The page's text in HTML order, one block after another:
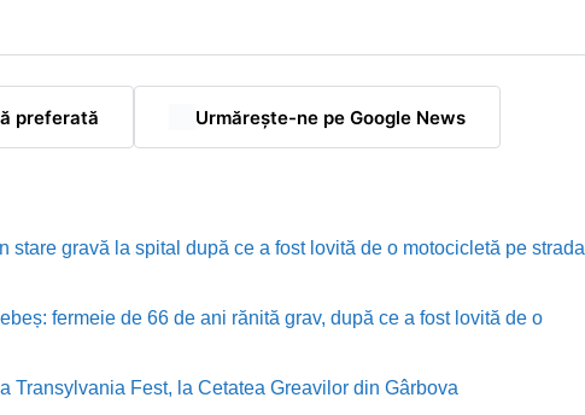
preferată Urmărește-ne pe Google News
stare gravă la spital după ce a fost lovită de o motocicletă pe strada
fermeie de 66 de ani rănită grav, după ce a fost lovită de o
Transylvania Fest, la Cetatea Greavilor din Gârbova